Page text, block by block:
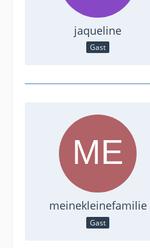
jaqueline
Gast
meinekleinefamilie
Gast